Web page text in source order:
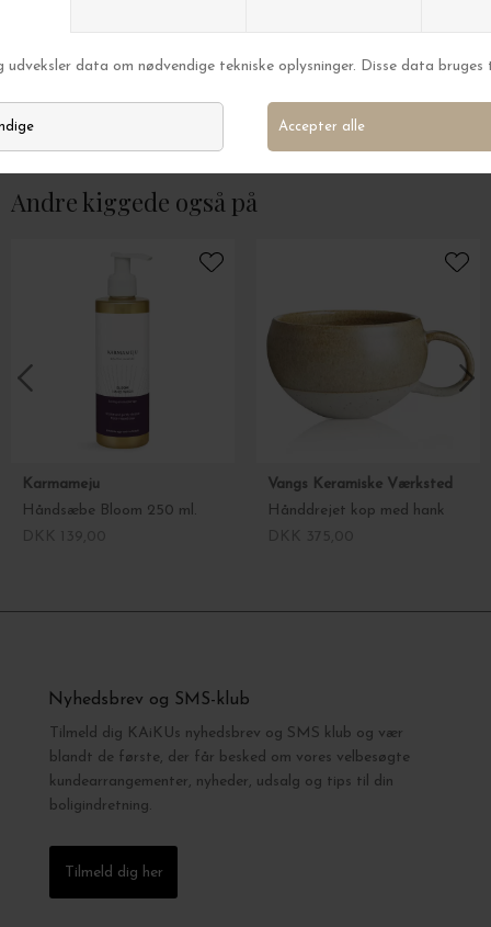
Karmameju
Håndsæbe Bloom 250 ml.
DKK 139,00
Karmameju
Håndlotion Life,
Andre kiggede også på
Karmameju
Håndsæbe Bloom 250 ml.
Vangs Keramiske Værksted
Hånddrejet kop med hank
Nyhedsbrev og SMS-klub
Tilmeld dig KAiKUs nyhedsbrev og SMS klub og vær
blandt de første, der får besked om vores velbesøgte
kundearrangementer, nyheder, udsalg og tips til din
boligindretning.
Tilmeld dig her